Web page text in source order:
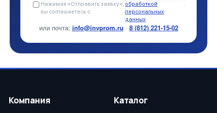
Нажимая «Отправить заявку»,
вы соглашаетесь с
обработкой
персональных
данных
.
или почта: info@invprom.ru · 8 (812) 221-15-02
Компания Каталог